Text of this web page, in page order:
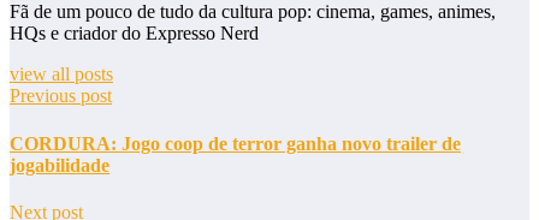
Fã de um pouco de tudo da cultura pop: cinema, games, animes,
HQs e criador do Expresso Nerd
view all posts
Previous post
CORDURA: Jogo coop de terror ganha novo trailer de
jogabilidade
Next post